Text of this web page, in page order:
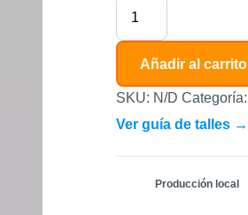
Añadir al carrito
SKU: N/D Categoría:
Ver guía de talles →
Producción local